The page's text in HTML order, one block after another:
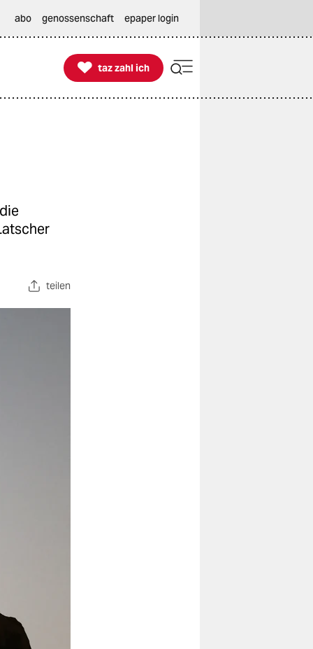
abo genossenschaft epaper login

taz zahl ich
taz zahl ich
teilen